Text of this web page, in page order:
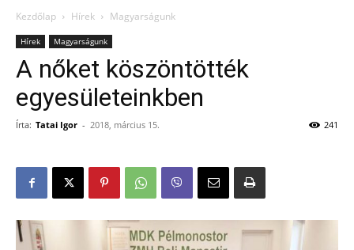
Kezdőlap Hírek Magyarságunk
Hírek Magyarságunk
A nőket köszöntötték
egyesületeinkben
Írta: Tatai Igor - 2018, március 15. 241